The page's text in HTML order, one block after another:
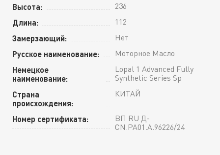
Высота: 236
Длина: 112
Замерзающий: Нет
Русское наименование: Моторное Масло
Немецкое
наименование:
Lopal 1 Advanced Fully
Synthetic Series Sp
Страна
происхождения:
КИТАЙ
Номер сертификата:
ВП RU Д-
CN.РА01.А.96226/24